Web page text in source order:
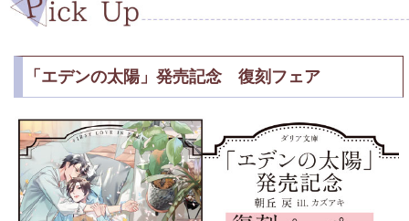
「エデンの太陽」発売記念 復刻フェア